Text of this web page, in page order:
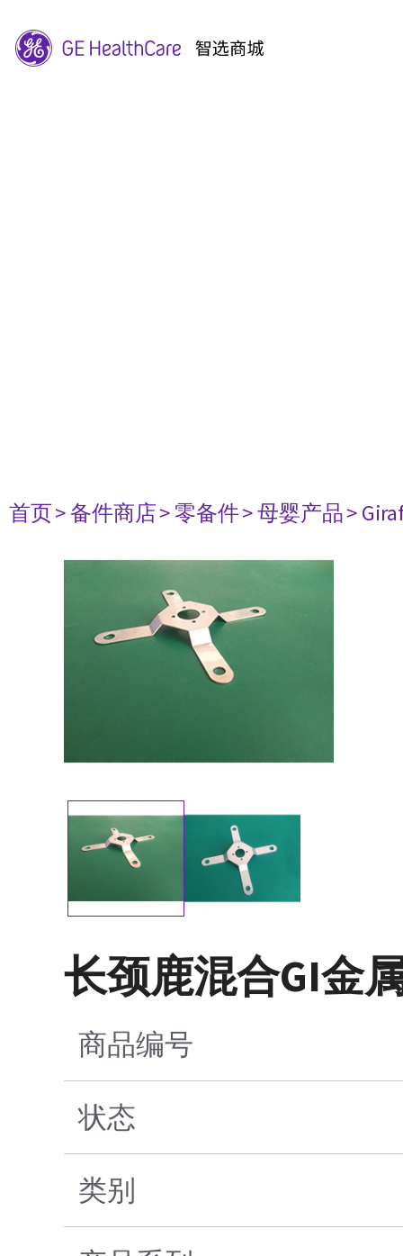
首页> 备件商店> 零备件> 母婴产品>
长颈鹿混合GI金
商品编号
状态
类别